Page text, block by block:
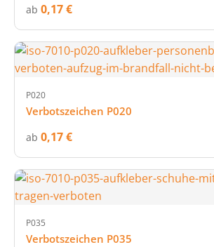
ab 0,17 €
P020
Verbotszeichen P020
ab 0,17 €
P035
Verbotszeichen P035